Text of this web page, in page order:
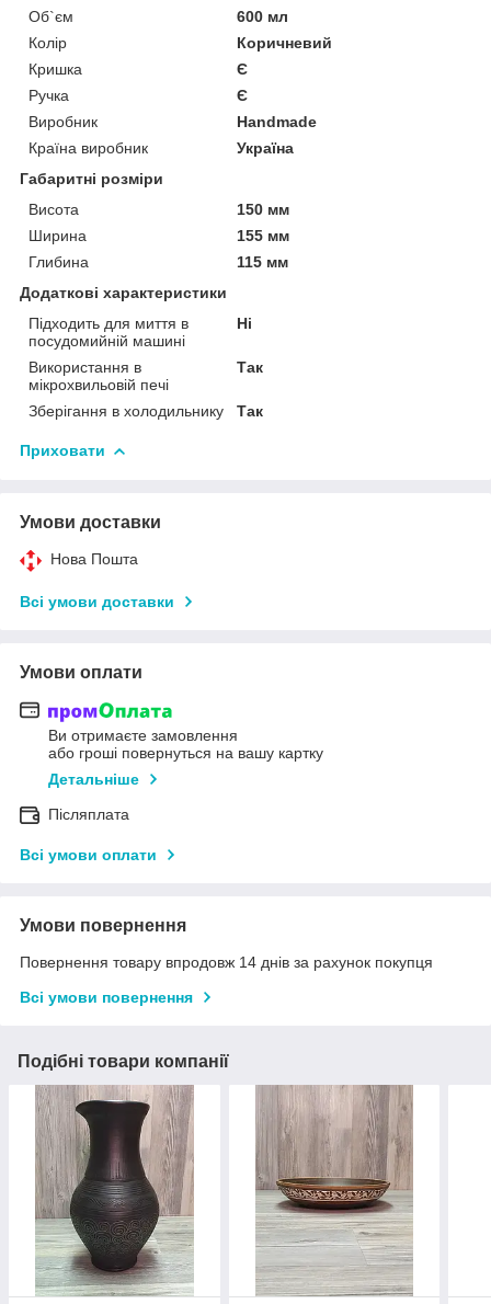
Об`єм
600 мл
Колір
Коричневий
Кришка
Є
Ручка
Є
Виробник
Handmade
Країна виробник
Україна
Габаритні розміри
Висота
150 мм
Ширина
155 мм
Глибина
115 мм
Додаткові характеристики
Підходить для миття в
посудомийній машині
Ні
Використання в
мікрохвильовій печі
Так
Зберігання в холодильнику Так
Приховати
Умови доставки
Нова Пошта
Всі умови доставки
Умови оплати
Ви отримаєте замовлення
або гроші повернуться на вашу картку
Детальніше
Післяплата
Всі умови оплати
Умови повернення
Повернення товару впродовж 14 днів за рахунок покупця
Всі умови повернення
Подібні товари компанії